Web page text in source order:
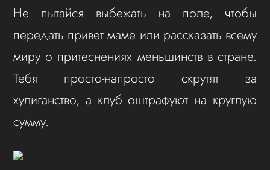
Не пытайся выбежать на поле, чтобы
передать привет маме или рассказать всему
миру о притеснениях меньшинств в стране.
Тебя просто-напросто скрутят за
хулиганство, а клуб оштрафуют на круглую
сумму.